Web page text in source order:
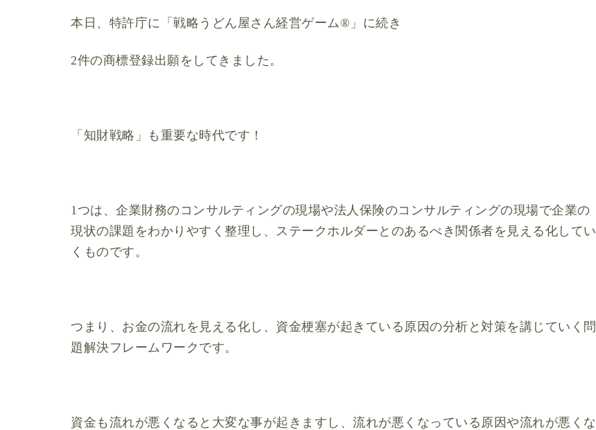
本日、特許庁に「戦略うどん屋さん経営ゲーム®︎」に続き
2件の商標登録出願をしてきました。
「知財戦略」も重要な時代です！
1つは、企業財務のコンサルティングの現場や法人保険のコンサルティングの現場で企業の
現状の課題をわかりやすく整理し、ステークホルダーとのあるべき関係者を見える化してい
くものです。
つまり、お金の流れを見える化し、資金梗塞が起きている原因の分析と対策を講じていく問
題解決フレームワークです。
資金も流れが悪くなると大変な事が起きますし、流れが悪くなっている原因や流れが悪くな